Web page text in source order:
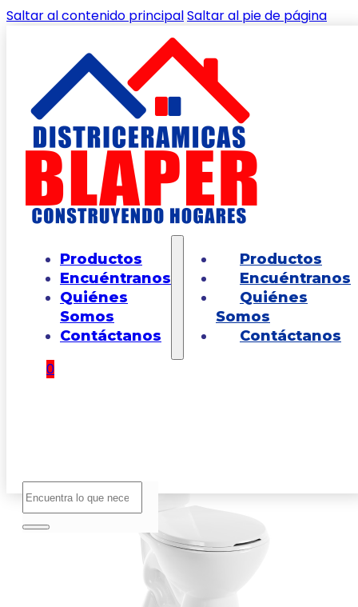
Saltar al contenido principalSaltar al pie de página
Productos
Encuéntranos
Quiénes
Somos
Contáctanos
Productos
Encuéntranos
Quiénes
Somos
Contáctanos
0
Buscar
Inicio/Shop/BAÑOS
COMBOS DE
BAÑO/Combo Manantial Pro Redondo
Blanco
🔍